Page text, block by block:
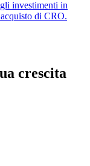
investimenti in
di CRO.
crescita